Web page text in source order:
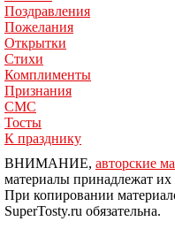
Поздравления
Пожелания
Открытки
Стихи
Комплименты
Признания
СМС
Тосты
К празднику
ВНИМАНИЕ, авторские
материалы принадлежат
При копировании
SuperTosty.ru обязательна.